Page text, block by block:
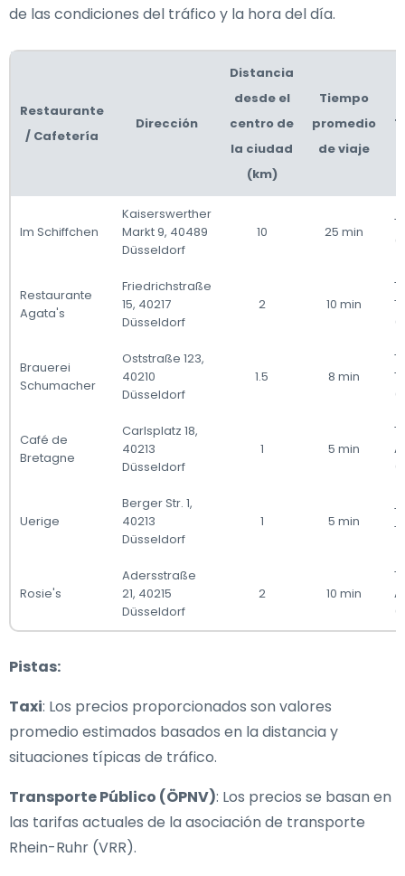
de las condiciones del tráfico y la hora del día.
Restaurante
/ Cafetería
Dirección
Distancia
desde el
centro de
la ciudad
(km)
Tiempo
promedio
de viaje
Im Schiffchen
Kaiserswerther
Markt 9, 40489
Düsseldorf
10 25 min
Restaurante
Agata's
Friedrichstraße
15, 40217
Düsseldorf
2 10 min
Brauerei
Schumacher
Oststraße 123,
40210
Düsseldorf
1.5 8 min
Café de
Bretagne
Carlsplatz 18,
40213
Düsseldorf
1 5 min
Uerige
Berger Str. 1,
40213
Düsseldorf
1 5 min
Rosie's
Adersstraße
21, 40215
Düsseldorf
2 10 min
Pistas:
Taxi: Los precios proporcionados son valores
promedio estimados basados en la distancia y
situaciones típicas de tráfico.
Transporte Público (ÖPNV): Los precios se basan en
las tarifas actuales de la asociación de transporte
Rhein-Ruhr (VRR).